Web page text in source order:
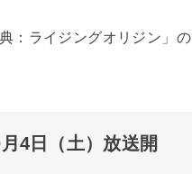
：ライジングオリジン」の
4日（土）放送開